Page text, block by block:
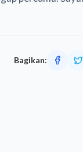
Bagikan: